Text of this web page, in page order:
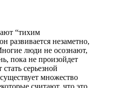
“тихим
развивается незаметно,
люди не осознают,
пока не произойдет
серьезной
множество
считают, что это